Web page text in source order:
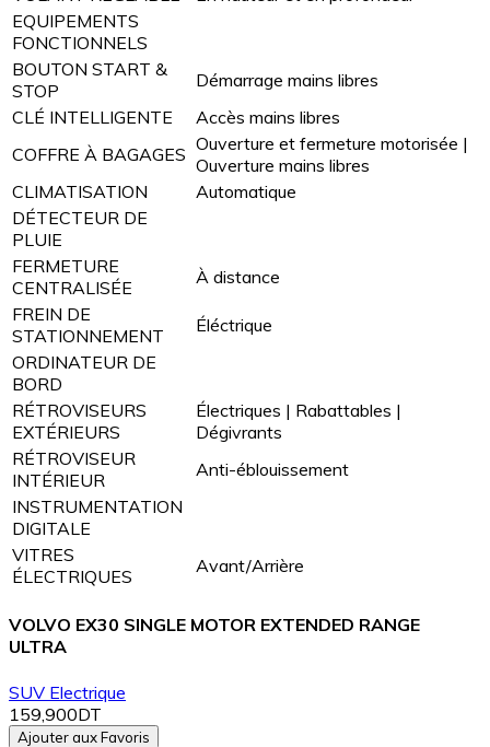
EQUIPEMENTS
FONCTIONNELS
BOUTON START &
STOP
Démarrage mains libres
CLÉ INTELLIGENTE
Accès mains libres
COFFRE À BAGAGES Ouverture et fermeture motorisée |
Ouverture mains libres
CLIMATISATION
Automatique
DÉTECTEUR DE
PLUIE
FERMETURE
CENTRALISÉE
À distance
FREIN DE
STATIONNEMENT
Éléctrique
ORDINATEUR DE
BORD
RÉTROVISEURS
EXTÉRIEURS
Électriques | Rabattables |
Dégivrants
RÉTROVISEUR
INTÉRIEUR
Anti-éblouissement
INSTRUMENTATION
DIGITALE
VITRES
ÉLECTRIQUES
Avant/Arrière
VOLVO EX30 SINGLE MOTOR EXTENDED RANGE
ULTRA
SUV Electrique
159,900DT
Ajouter aux Favoris